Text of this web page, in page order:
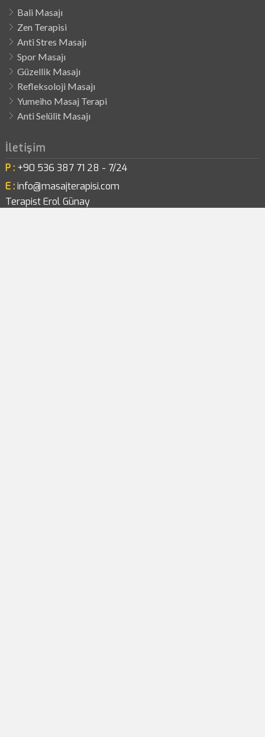
Bali Masajı
Zen Terapisi
Anti Stres Masajı
Spor Masajı
Güzellik Masajı
Refleksoloji Masajı
Yumeiho Masaj Terapi
Anti Selülit Masajı
İletişim
P : +90 536 387 71 28 - 7/24
E :info@masajterapisi.com
Terapist Erol Günay